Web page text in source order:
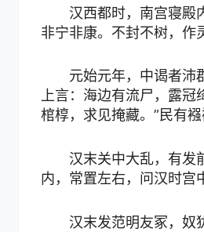
汉西都时，南宫寝殿
非宁非康。不封不树，作
元始元年，中谒者沛
上言：海边有流尸，露冠
棺椁，求见掩藏。”民有襁
汉末关中大乱，有发
内，常置左右，问汉时宫
汉末发范明友冢，奴